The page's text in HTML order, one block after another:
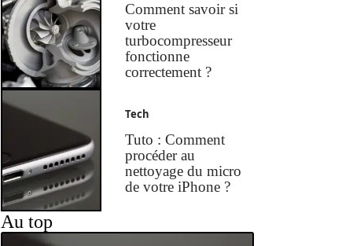
Comment savoir si
votre
turbocompresseur
fonctionne
correctement ?
Tech
Tuto : Comment
procéder au
nettoyage du micro
de votre iPhone ?
Au top